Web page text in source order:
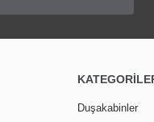
Batarya Temizleyici ve
Duşakabinler